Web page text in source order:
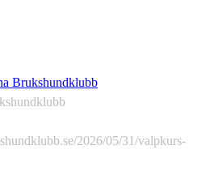
Brukshundklubb
2026/05/31/valpkurs-